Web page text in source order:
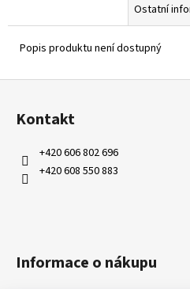
Ostatní
Popis produktu není dostupný
Z
Kontakt
+420 606 802 696
+420 608 550 883
Informace o nákupu